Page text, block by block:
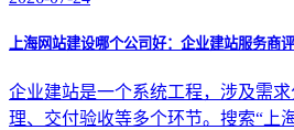
上海网站建设哪个公司好：企业建站服务商
企业建站是一个系统工程，涉及需
理、交付验收等多个环节。搜索“上